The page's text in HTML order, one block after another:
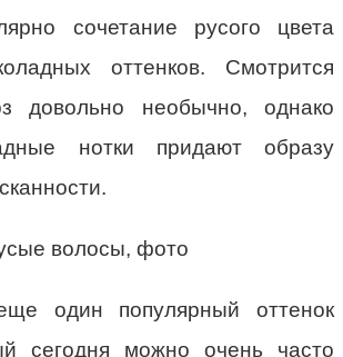
сочетание русого цвета
оттенков. Смотрится
довольно необычно, однако
нотки придают образу
один популярный оттенок
сегодня можно очень часто